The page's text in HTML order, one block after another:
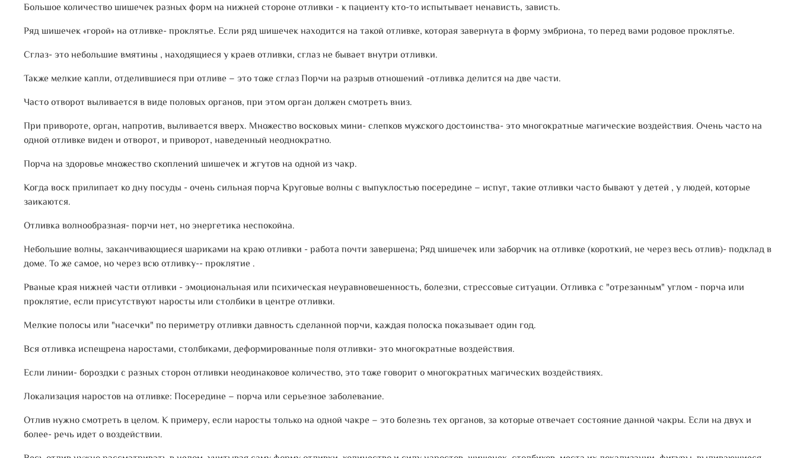
Большое количество шишечек разных форм на нижней стороне отливки - к пациенту кто-то испытывает ненависть, зависть.
Ряд шишечек «горой» на отливке- проклятье. Если ряд шишечек находится на такой отливке, которая завернута в форму эмбриона, то перед вами родовое проклятье.
Сглаз- это небольшие вмятины , находящиеся у краев отливки, сглаз не бывает внутри отливки.
Также мелкие капли, отделившиеся при отливе – это тоже сглаз Порчи на разрыв отношений -отливка делится на две части.
Часто отворот выливается в виде половых органов, при этом орган должен смотреть вниз.
При привороте, орган, напротив, выливается вверх. Множество восковых мини- слепков мужского достоинства- это многократные магические воздействия. Очень часто на
одной отливке виден и отворот, и приворот, наведенный неоднократно.
Порча на здоровье множество скоплений шишечек и жгутов на одной из чакр.
Когда воск прилипает ко дну посуды - очень сильная порча Круговые волны с выпуклостью посередине – испуг, такие отливки часто бывают у детей , у людей, которые
заикаются.
Отливка волнообразная- порчи нет, но энергетика неспокойна.
Небольшие волны, заканчивающиеся шариками на краю отливки - работа почти завершена; Ряд шишечек или заборчик на отливке (короткий, не через весь отлив)- подклад в
доме. То же самое, но через всю отливку-- проклятие .
Рваные края нижней части отливки - эмоциональная или психическая неуравновешенность, болезни, стрессовые ситуации. Отливка с "отрезанным" углом - порча или
проклятие, если присутствуют наросты или столбики в центре отливки.
Мелкие полосы или "насечки" по периметру отливки давность сделанной порчи, каждая полоска показывает один год.
Вся отливка испещрена наростами, столбиками, деформированные поля отливки- это многократные воздействия.
Если линии- бороздки с разных сторон отливки неодинаковое количество, это тоже говорит о многократных магических воздействиях.
Локализация наростов на отливке: Посередине – порча или серьезное заболевание.
Отлив нужно смотреть в целом. К примеру, если наросты только на одной чакре – это болезнь тех органов, за которые отвечает состояние данной чакры. Если на двух и
более- речь идет о воздействии.